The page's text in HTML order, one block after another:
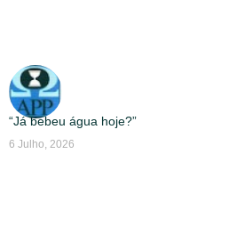
“Já bebeu água hoje?”
6 Julho, 2026